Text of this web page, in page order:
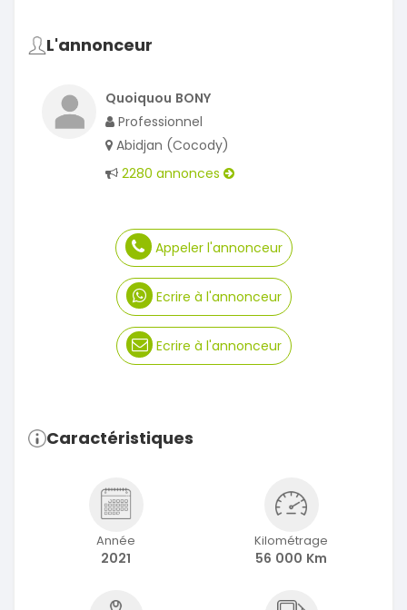
L'annonceur
Quoiquou BONY
Professionnel
Abidjan (Cocody)
2280 annonces
Appeler l'annonceur
Ecrire à l'annonceur
Ecrire à l'annonceur
Caractéristiques
Année
2021
Kilométrage
56 000 Km